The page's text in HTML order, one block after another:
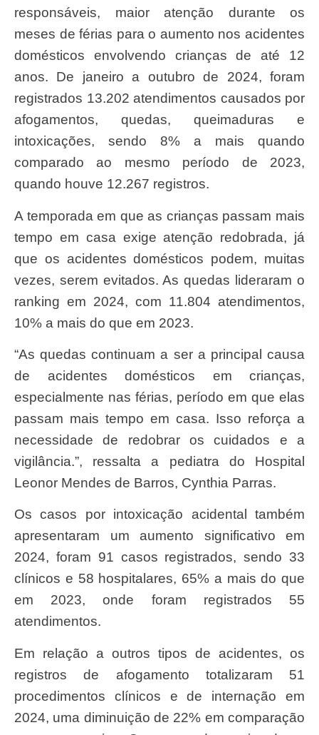
responsáveis, maior atenção durante os
meses de férias para o aumento nos acidentes
domésticos envolvendo crianças de até 12
anos. De janeiro a outubro de 2024, foram
registrados 13.202 atendimentos causados por
afogamentos, quedas, queimaduras e
intoxicações, sendo 8% a mais quando
comparado ao mesmo período de 2023,
quando houve 12.267 registros.
A temporada em que as crianças passam mais
tempo em casa exige atenção redobrada, já
que os acidentes domésticos podem, muitas
vezes, serem evitados. As quedas lideraram o
ranking em 2024, com 11.804 atendimentos,
10% a mais do que em 2023.
“As quedas continuam a ser a principal causa
de acidentes domésticos em crianças,
especialmente nas férias, período em que elas
passam mais tempo em casa. Isso reforça a
necessidade de redobrar os cuidados e a
vigilância.”, ressalta a pediatra do Hospital
Leonor Mendes de Barros, Cynthia Parras.
Os casos por intoxicação acidental também
apresentaram um aumento significativo em
2024, foram 91 casos registrados, sendo 33
clínicos e 58 hospitalares, 65% a mais do que
em 2023, onde foram registrados 55
atendimentos.
Em relação a outros tipos de acidentes, os
registros de afogamento totalizaram 51
procedimentos clínicos e de internação em
2024, uma diminuição de 22% em comparação